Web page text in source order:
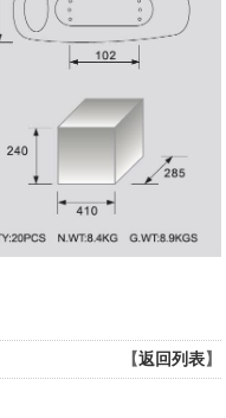
【返回列表】